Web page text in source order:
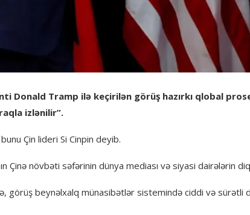
Donald Tramp ilə keçirilən görüş hazırkı qlobal
izlənilir”.
Çin lideri Si Cinpin deyib.
Çinə növbəti səfərinin dünya mediası və siyasi dairələrin
görüş beynəlxalq münasibətlər sistemində ciddi və sürətli